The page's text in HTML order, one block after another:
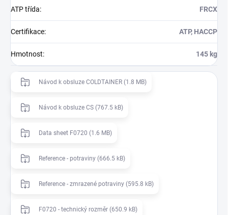
ATP třída: FRCX
Certifikace: ATP, HACCP
Hmotnost: 145 kg
Návod k obsluze COLDTAINER (1.8 MB)
Návod k obsluze CS (767.5 kB)
Data sheet F0720 (1.6 MB)
Reference - potraviny (666.5 kB)
Reference - zmrazené potraviny (595.8 kB)
F0720 - technický rozměr (650.9 kB)